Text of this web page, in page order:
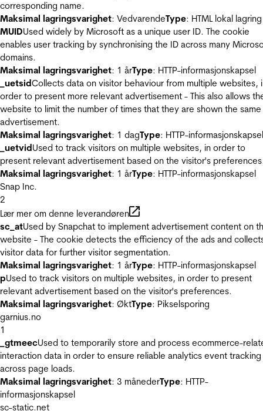
corresponding name.
Maksimal lagringsvarighet: VedvarendeType: HTML lokal lagring
MUIDUsed widely by Microsoft as a unique user ID. The cookie
enables user tracking by synchronising the ID across many
domains.
Maksimal lagringsvarighet: 1 årType: HTTP-informasjonskapsel
_uetsidCollects data on visitor behaviour from multiple websites,
order to present more relevant advertisement - This also allows
website to limit the number of times that they are shown the same
advertisement.
Maksimal lagringsvarighet: 1 dagType: HTTP-informasjonskapsel
_uetvidUsed to track visitors on multiple websites, in order to
present relevant advertisement based on the visitor's
Maksimal lagringsvarighet: 1 årType: HTTP-informasjonskapsel
Snap Inc.
2
Lær mer om denne leverandøren
sc_atUsed by Snapchat to implement advertisement content on
website - The cookie detects the efficiency of the ads and
visitor data for further visitor segmentation.
Maksimal lagringsvarighet: 1 årType: HTTP-informasjonskapsel
pUsed to track visitors on multiple websites, in order to present
relevant advertisement based on the visitor's preferences.
Maksimal lagringsvarighet: ØktType: Pikselsporing
garnius.no
1
_gtmeecUsed to temporarily store and process ecommerce-
interaction data in order to ensure reliable analytics event tracking
across page loads.
Maksimal lagringsvarighet: 3 månederType: HTTP-
informasjonskapsel
sc-static.net